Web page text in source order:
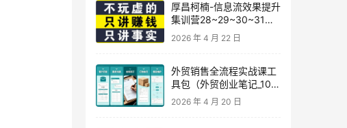
厚昌柯楠-信息流效果提升
集训营28~29~30~31
期，智能投放·巨量AD/百
度优化·AI提效指南
2026 年 4 月 22 日
外贸销售全流程实战课工
具包（外贸创业笔记_10年
外贸经验）
2026 年 4 月 20 日